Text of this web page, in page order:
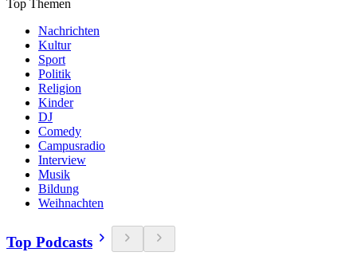
Top Themen
Nachrichten
Kultur
Sport
Politik
Religion
Kinder
DJ
Comedy
Campusradio
Interview
Musik
Bildung
Weihnachten
Top Podcasts